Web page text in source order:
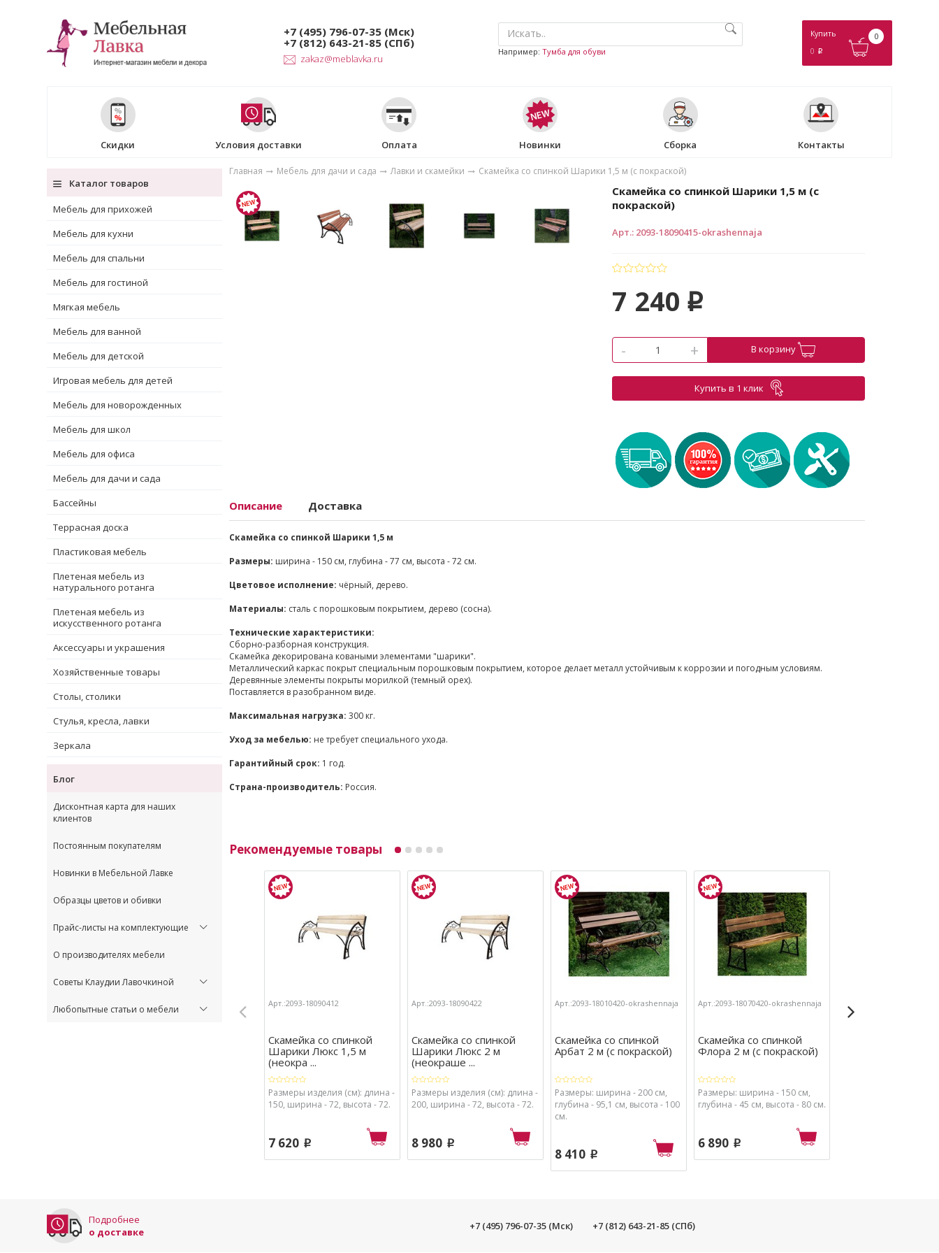
+7 (495) 796-07-35 (Мск)
+7 (812) 643-21-85 (СПб)
zakaz@meblavka.ru
Например: Тумба для обуви
Купить
0 p
0
Скидки Условия доставки Оплата Новинки Сборка Контакты
Каталог товаров
Мебель для прихожей
Мебель для кухни
Мебель для спальни
Мебель для гостиной
Мягкая мебель
Мебель для ванной
Мебель для детской
Игровая мебель для детей
Мебель для новорожденных
Мебель для школ
Мебель для офиса
Мебель для дачи и сада
Бассейны
Террасная доска
Пластиковая мебель
Плетеная мебель из
натурального ротанга
Плетеная мебель из
искусственного ротанга
Аксессуары и украшения
Хозяйственные товары
Столы, столики
Стулья, кресла, лавки
Зеркала
Блог
Дисконтная карта для наших
клиентов
Постоянным покупателям
Новинки в Мебельной Лавке
Образцы цветов и обивки
Прайс-листы на комплектующие
О производителях мебели
Советы Клаудии Лавочкиной
Любопытные статьи о мебели
Главная Мебель для дачи и сада Лавки и скамейки Скамейка со спинкой Шарики 1,5 м (с покраской)
Скамейка со спинкой Шарики 1,5 м (с
покраской)
Арт.: 2093-18090415-okrashennaja
7 240 p
- + В корзину
Купить в 1 клик
Описание Доставка
Скамейка со спинкой Шарики 1,5 м
Размеры: ширина - 150 см, глубина - 77 см, высота - 72 см.
Цветовое исполнение: чёрный, дерево.
Материалы: сталь с порошковым покрытием, дерево (сосна).
Технические характеристики:
Сборно-разборная конструкция.
Скамейка декорирована коваными элементами "шарики".
Металлический каркас покрыт специальным порошковым покрытием, которое делает металл устойчивым к коррозии и погодным условиям.
Деревянные элементы покрыты морилкой (темный орех).
Поставляется в разобранном виде.
Максимальная нагрузка: 300 кг.
Уход за мебелью: не требует специального ухода.
Гарантийный срок: 1 год.
Страна-производитель: Россия.
Рекомендуемые товары
Арт.:2093-18090412
Скамейка со спинкой
Шарики Люкс 1,5 м
(неокра ...
Размеры изделия (см): длина -
150, ширина - 72, высота - 72.
7 620 p
Арт.:2093-18090422
Скамейка со спинкой
Шарики Люкс 2 м
(неокраше ...
Размеры изделия (см): длина -
200, ширина - 72, высота - 72.
8 980 p
Арт.:2093-18010420-okrashennaja
Скамейка со спинкой
Арбат 2 м (с покраской)
Размеры: ширина - 200 см,
глубина - 95,1 см, высота - 100
см.
8 410 p
Арт.:2093-18070420-okrashennaja
Скамейка со спинкой
Флора 2 м (с покраской)
Размеры: ширина - 150 см,
глубина - 45 см, высота - 80 см.
6 890 p
Подробнее
о доставке
+7 (495) 796-07-35 (Мск) +7 (812) 643-21-85 (СПб)